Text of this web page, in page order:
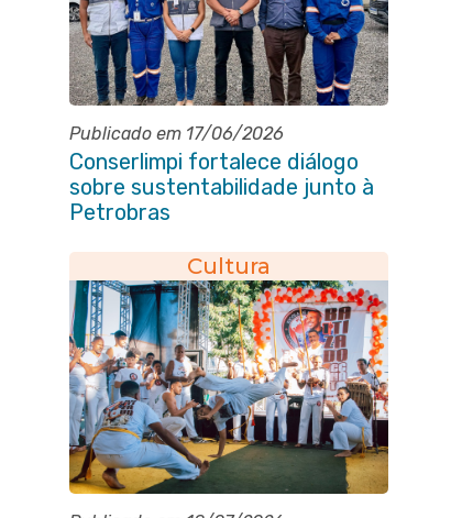
Publicado em 17/06/2026
Conserlimpi fortalece diálogo
sobre sustentabilidade junto à
Petrobras
Cultura